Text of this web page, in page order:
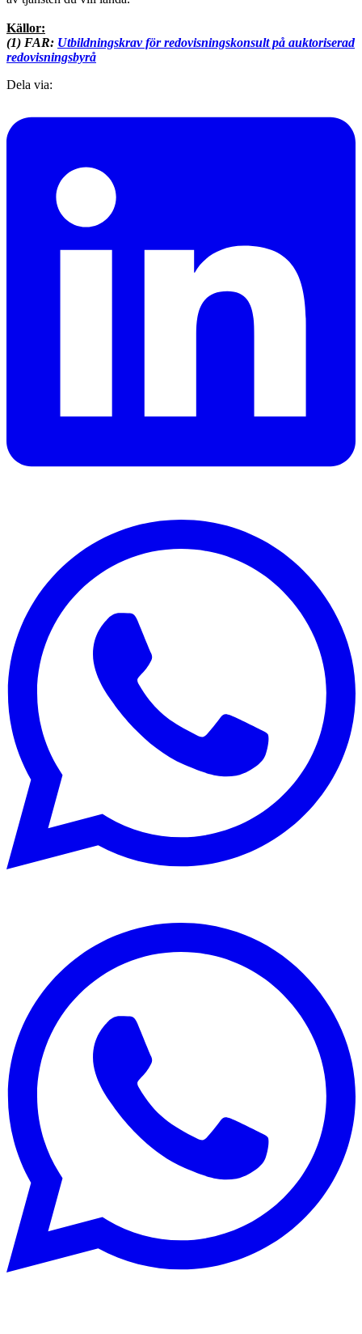
Källor:
(1) FAR: Utbildningskrav förredovisningskonsult på auktoriserad
redovisningsbyrå
Dela via: